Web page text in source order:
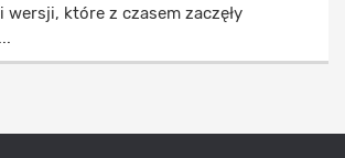
które z czasem zaczęły